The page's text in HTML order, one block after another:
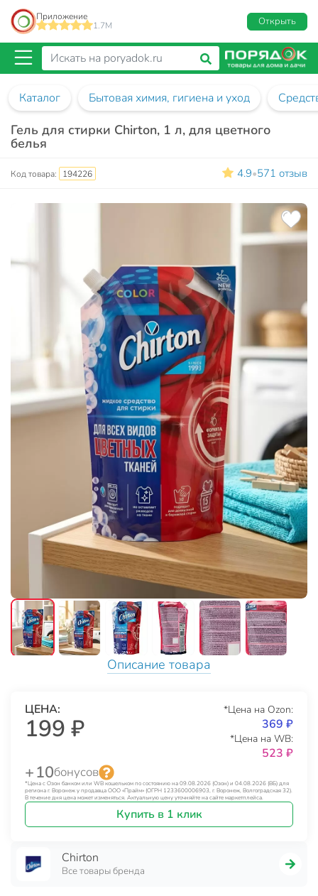
Приложение
1.7M
Открыть
Каталог Бытовая химия, гигиена и уход
Гель для стирки Chirton, 1 л, для цветного
белья
Код товара: 194226 4.9•571 отзыв
Описание товара
ЦЕНА:
199 ₽
*Цена на Ozon:
369 ₽
*Цена на WB:
523 ₽
+ 10бонусов
*Цена с Озон банком или WB кошельком по состоянию на 09.08.2026 (Озон) и 04.08.2026 (ВБ) для
региона г. Воронеж у продавца ООО «Прайм» (ОГРН 1233600006903, г. Воронеж, Волгоградская 32).
В течение дня цена может изменяться. Актуальную цену уточняйте на сайте маркетплейса.
Купить в 1 клик
Chirton
Все товары бренда